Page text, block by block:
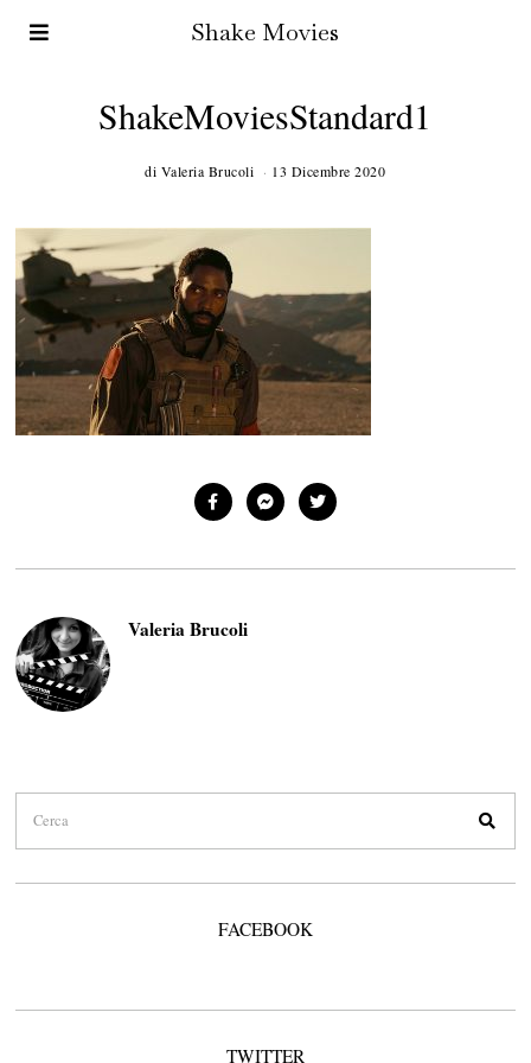
Shake Movies
ShakeMoviesStandard1
di Valeria Brucoli 13 Dicembre 2020
Valeria Brucoli
FACEBOOK
TWITTER